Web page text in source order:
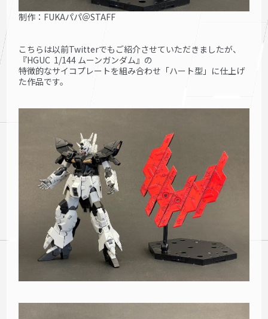
制作：FUKAパパ＠STAFF
こちらは以前Twitterでもご紹介させていただきましたが、
『HGUC 1/144 ムーンガンダム』の
特徴的なサイコプレートを組み合わせ「ハート型」に仕上げ
た作品です。